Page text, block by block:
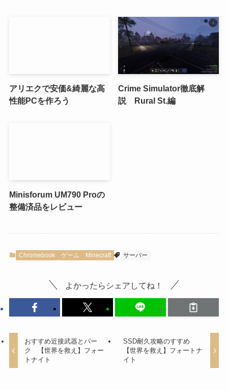
アリエクで安価&綺麗な高
性能PCを作ろう
Crime Simulator徹底解
説 Rural St.編
Minisforum UM790 Proの
整備済品をレビュー
Chromebook ゲーム Minecraft サーバー
よかったらシェアしてね！
おすすめ近接武器とパー
ク 【世界を救え】フォー
トナイト
SSD耐久攻略のすすめ
【世界を救え】フォートナ
イト